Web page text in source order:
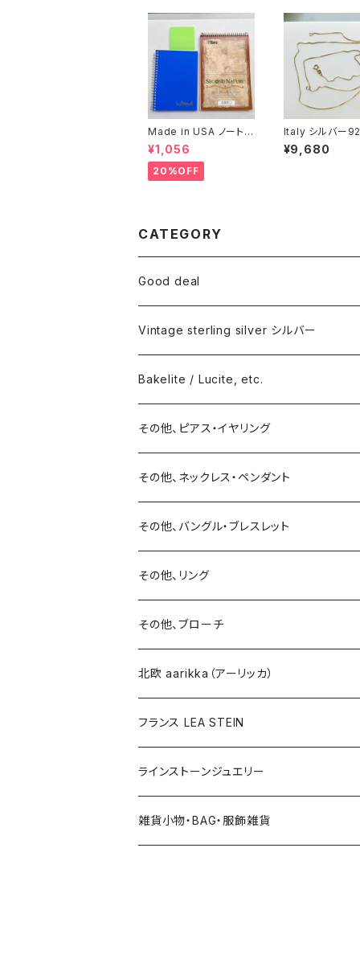
Made in USA ノート２
冊とおまけ
¥1,056
20%OFF
Italy シルバー
ボックスチェー
m）
¥9,680
CATEGORY
Good deal
Vintage sterling silver シルバー
ネックレス
バングル・ブレスレット
リング
15号以上
ピアス
イヤリング
ブローチ
その他
Bakelite / Lucite, etc.
ピアス・イヤリング
リング
バングル・ブレスレット
ブローチ
ネックレス
その他、ピアス・イヤリング
ピアス
イヤリング
その他、ネックレス・ペンダント
その他、バングル・ブレスレット
その他、リング
その他、ブローチ
北欧 aarikka（アーリッカ）
フランス LEA STEIN
ラインストーンジュエリー
雑貨小物・BAG・服飾雑貨